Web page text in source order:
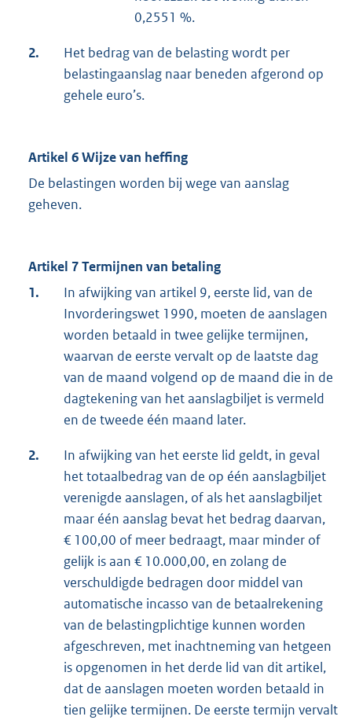
0,2551 %.
2.
Het bedrag van de belasting wordt per
belastingaanslag naar beneden afgerond op
gehele euro’s.
Artikel 6 Wijze van heffing
De belastingen worden bij wege van aanslag
geheven.
Artikel 7 Termijnen van betaling
1.
In afwijking van artikel 9, eerste lid, van de
Invorderingswet 1990, moeten de aanslagen
worden betaald in twee gelijke termijnen,
waarvan de eerste vervalt op de laatste dag
van de maand volgend op de maand die in de
dagtekening van het aanslagbiljet is vermeld
en de tweede één maand later.
2.
In afwijking van het eerste lid geldt, in geval
het totaalbedrag van de op één aanslagbiljet
verenigde aanslagen, of als het aanslagbiljet
maar één aanslag bevat het bedrag daarvan,
€ 100,00 of meer bedraagt, maar minder of
gelijk is aan € 10.000,00, en zolang de
verschuldigde bedragen door middel van
automatische incasso van de betaalrekening
van de belastingplichtige kunnen worden
afgeschreven, met inachtneming van hetgeen
is opgenomen in het derde lid van dit artikel,
dat de aanslagen moeten worden betaald in
tien gelijke termijnen. De eerste termijn vervalt